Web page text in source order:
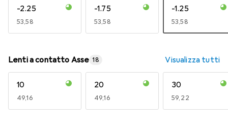
-2.25
EUR
53,58
-1.75
EUR
53,58
-1.25
EUR
53,58
Lenti a contatto Asse 18 Visualizza tutti
10
EUR
49,16
20
EUR
49,16
30
EUR
59,22